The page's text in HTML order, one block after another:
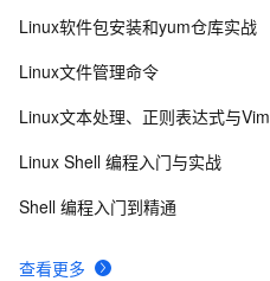
10 shell查询当前时间
查看更多
Linux软件包安装和yum仓库实战
Linux文件管理命令
Linux文本处理、正则表达式与Vim
Linux Shell 编程入门与实战
Shell 编程入门到精通